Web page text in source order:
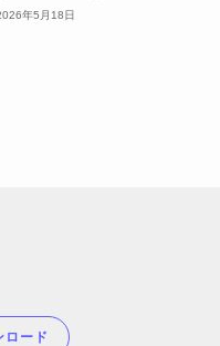
年5月18日
ロード